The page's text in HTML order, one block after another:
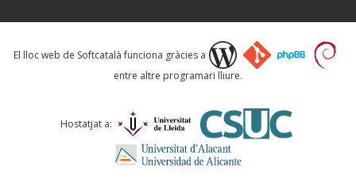
Què proposeu?
Comentari *
El lloc web de Softcatalà funciona gràcies a
entre altre programari lliure.
Hostatjat a: